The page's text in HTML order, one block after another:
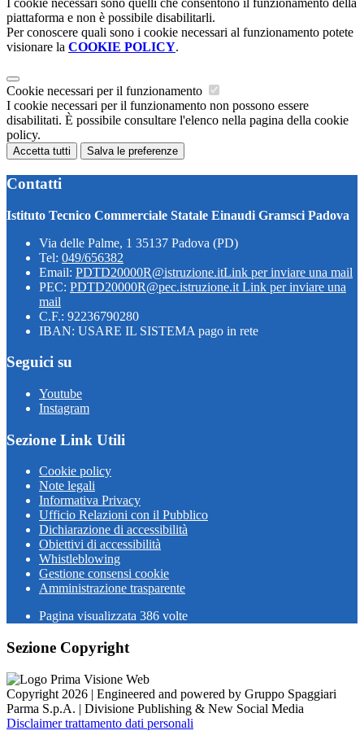
I cookie necessari sono quelli che consentono il funzionamento della
piattaforma e non è possibile disabilitarli.
Per conoscere quali sono i cookie necessari al funzionamento potete
visionare la COOKIE POLICY.
Cookie necessari per il funzionamento
I cookie necessari per il funzionamento non possono essere
disabilitati. È possibile consultare l'elenco nella pagina della cookie
policy.
Accetta tutti Salva le preferenze
Contatti
Istituto Tecnico Commerciale Statale Einaudi Gramsci Padova
Via delle Palme, 1 35137 Padova (PD)
Tel: 049/656382
Email: PDTD20000R@istruzione.itLink per inviare una mail
PEC: PDTD20000R@pec.istruzione.it Link per inviare una
mail
C.F.: 92236790280
IBAN: USARE IL SISTEMA pago in rete
Seguici su
Youtube
Instagram
Sezione Link Utili
Cookie policy
Note legali
Informativa Privacy
Ufficio Relazioni con il Pubblico
Dichiarazione di accessibilità
Obiettivi di accessibilità
Whistleblowing
Gestione consensi cookie
Amministrazione trasparente
Pagina visualizzata 386 volte
Sezione Copyright
Copyright 2026 | Engineered and powered by Gruppo Spaggiari
Parma S.p.A. | Divisione Publishing & New Social Media
Disclaimer trattamento dati personali